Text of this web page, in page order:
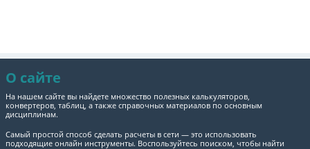
О сайте
На нашем сайте вы найдете множество полезных калькуляторов,
конвертеров, таблиц, а также справочных материалов по основным
дисциплинам.
Самый простой способ сделать расчеты в сети — это использовать
подходящие онлайн инструменты. Воспользуйтесь поиском, чтобы найти